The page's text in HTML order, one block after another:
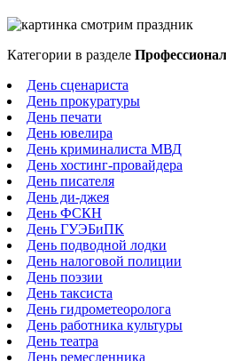
Категории в разделе
День сценариста
День прокуратуры
День печати
День ювелира
День криминалиста МВД
День хостинг-провайдера
День писателя
День ди-джея
День ФСКН
День ГУЭБиПК
День подводной лодки
День налоговой полиции
День поэзии
День таксиста
День гидрометеоролога
День работника культуры
День театра
День ремесленника